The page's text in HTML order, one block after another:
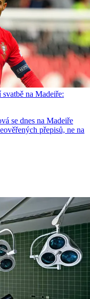
na Madeiře:
se dnes na Madeiře
přepisů, ne na